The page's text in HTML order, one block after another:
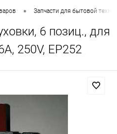
• Запчасти для бытовой
6 позиц., для
250V, EP252